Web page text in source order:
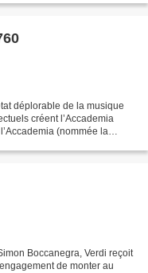
déplorable de la musique
créent l’Accademia
(nommée la
Boccanegra, Verdi reçoit
de monter au